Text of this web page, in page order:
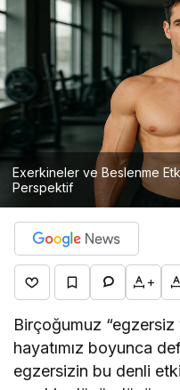
Exerkineler ve Beslenme
Perspektif
+
Birçoğumuz “egzersiz
hayatımız boyunca
egzersizin bu denli